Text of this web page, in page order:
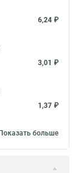
6,24 ₽
3,01 ₽
1,37 ₽
Показать больше